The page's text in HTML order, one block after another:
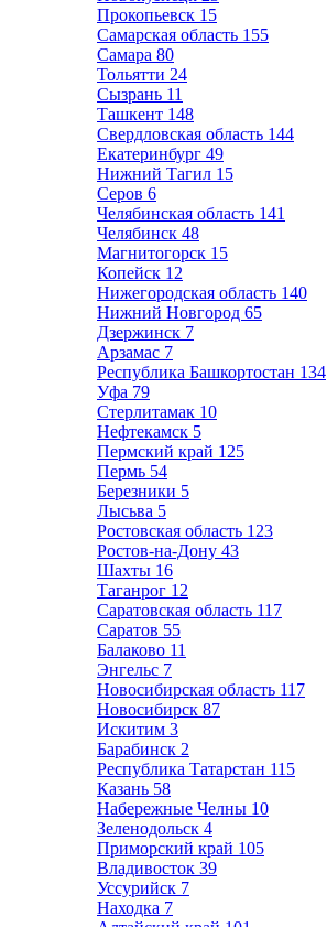
Прокопьевск 15
Самарская область 155
Самара 80
Тольятти 24
Сызрань 11
Ташкент 148
Свердловская область 144
Екатеринбург 49
Нижний Тагил 15
Серов 6
Челябинская область 141
Челябинск 48
Магнитогорск 15
Копейск 12
Нижегородская область 140
Нижний Новгород 65
Дзержинск 7
Арзамас 7
Республика Башкортостан 134
Уфа 79
Стерлитамак 10
Нефтекамск 5
Пермский край 125
Пермь 54
Березники 5
Лысьва 5
Ростовская область 123
Ростов-на-Дону 43
Шахты 16
Таганрог 12
Саратовская область 117
Саратов 55
Балаково 11
Энгельс 7
Новосибирская область 117
Новосибирск 87
Искитим 3
Барабинск 2
Республика Татарстан 115
Казань 58
Набережные Челны 10
Зеленодольск 4
Приморский край 105
Владивосток 39
Уссурийск 7
Находка 7